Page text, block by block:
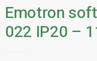
Emotron
022 IP20 –